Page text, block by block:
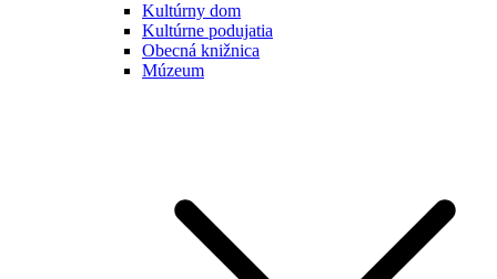
Kultúrny dom
Kultúrne podujatia
Obecná knižnica
Múzeum